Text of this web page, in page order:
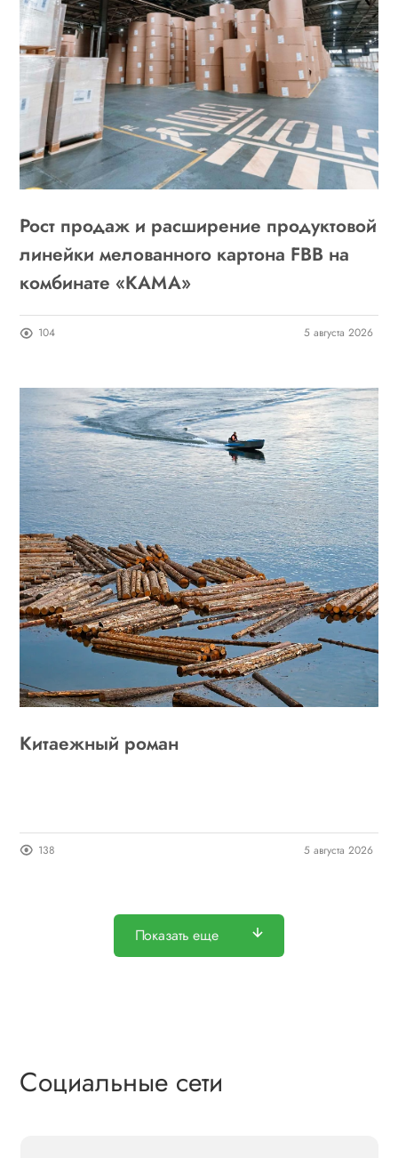
Рост продаж и расширение продуктовой
линейки мелованного картона FBB на
комбинате «КАМА»
104 5 августа 2026
Китаежный роман
138 5 августа 2026
Показать еще
Социальные сети